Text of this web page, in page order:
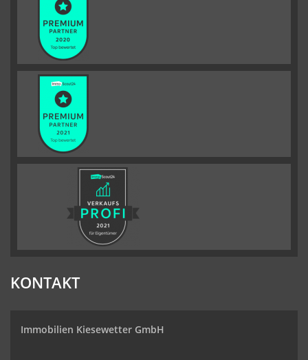
KONTAKT
Immobilien Kiesewetter GmbH